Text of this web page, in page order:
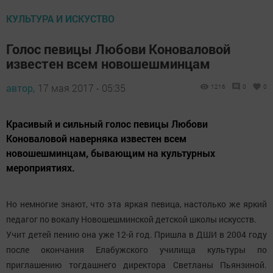
КУЛЬТУРА И ИСКУСТВО
Голос певицы Любови Коноваловой
известен всем новошешминцам
автор, 17 мая 2017 - 05:35 1216 0 0
Красивый и сильный голос певицы Любови
Коноваловой наверняка известен всем
новошешминцам, бывающим на культурных
мероприятиях.
Но немногие знают, что эта яркая певица, настолько же яркий
педагог по вокалу Новошешминской детской школы искусств.
Учит детей пению она уже 12-й год. Пришла в ДШИ в 2004 году
после окончания Елабужского училища культуры по
приглашению тогдашнего директора Светланы Пьянзиной.